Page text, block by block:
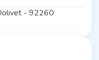
- 92260